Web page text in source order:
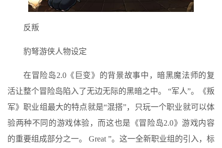
反叛
豹弩游侠人物设定
在冒险岛2.0《巨变》的背景故事中，暗黑魔法师的复
活让整个冒险岛陷入了无边无际的黑暗之中。 “军人”。《叛
军》职业组最大的特点就是“混搭”，只玩一个职业就可以体
验两种不同的游戏体验，而这也是《冒险岛2.0》游戏内容
的重要组成部分之一。 Great ”。这一全新职业组的引入，标